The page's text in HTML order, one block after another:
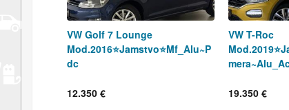
VW Golf 7 Lounge
Mod.2016⭐️Jamstvo⭐️Mf_Alu~P
dc
12.350 €
VW T-Roc
19.350 €